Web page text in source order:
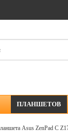
ПЛАНШЕТОВ
Asus ZenPad C